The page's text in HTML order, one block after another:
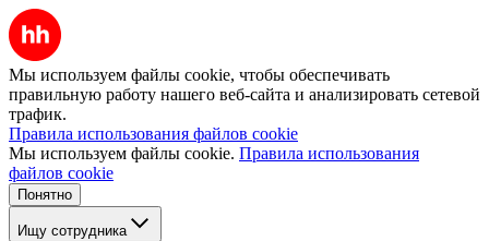
Мы используем файлы cookie, чтобы обеспечивать
правильную работу нашего веб-сайта и анализировать сетевой
трафик.
Правила использования файлов cookie
Мы используем файлы cookie. Правила использования
файлов cookie
Понятно
Ищу сотрудника